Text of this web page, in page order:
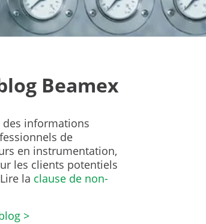
Beamex
des informations
de
en instrumentation,
les clients potentiels
la clause de non-
>